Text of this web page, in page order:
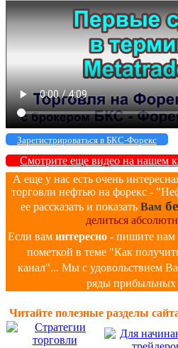
Зарегистрироваться в БКС-Форекс
Смотрите еще видео на нашем
А еще у нас есть очень
торговли нефтью на форекс -
ее рассказать и показать Вам
делиться
Если вам интересно- пишите нам
пометкой в теме "Как
канал"... Мы с удовольствием
ряды прибыльных
Читайте полезные разделы